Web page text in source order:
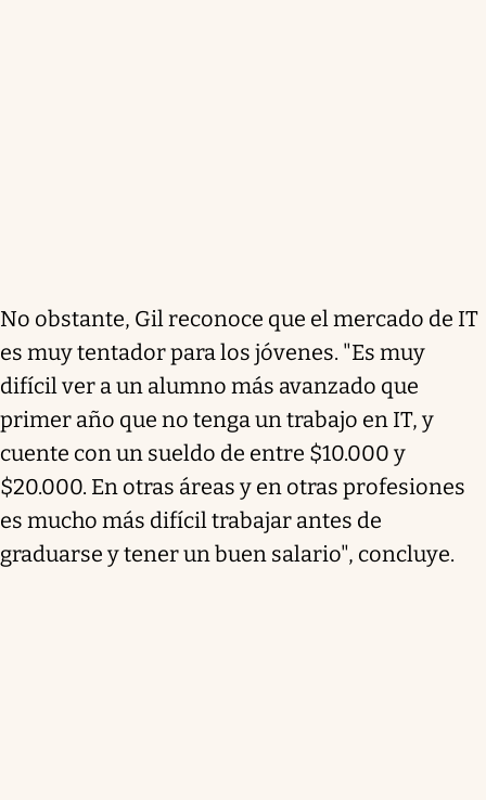
No obstante, Gil reconoce que el mercado de IT
es muy tentador para los jóvenes. "Es muy
difícil ver a un alumno más avanzado que
primer año que no tenga un trabajo en IT, y
cuente con un sueldo de entre $10.000 y
$20.000. En otras áreas y en otras profesiones
es mucho más difícil trabajar antes de
graduarse y tener un buen salario", concluye.